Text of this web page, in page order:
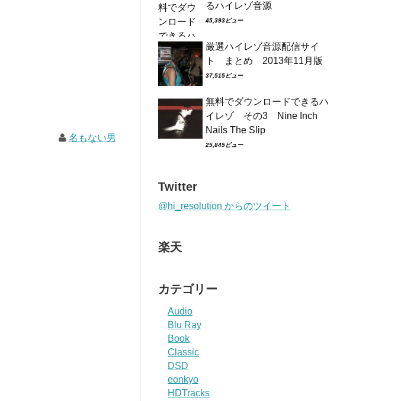
名もない男
るハイレゾ音源
45,393ビュー
厳選ハイレゾ音源配信サイ
ト まとめ 2013年11月版
37,515ビュー
無料でダウンロードできるハ
イレゾ その3 Nine Inch
Nails The Slip
25,845ビュー
Twitter
@hi_resolution からのツイート
楽天
カテゴリー
Audio
Blu Ray
Book
Classic
DSD
eonkyo
HDTracks